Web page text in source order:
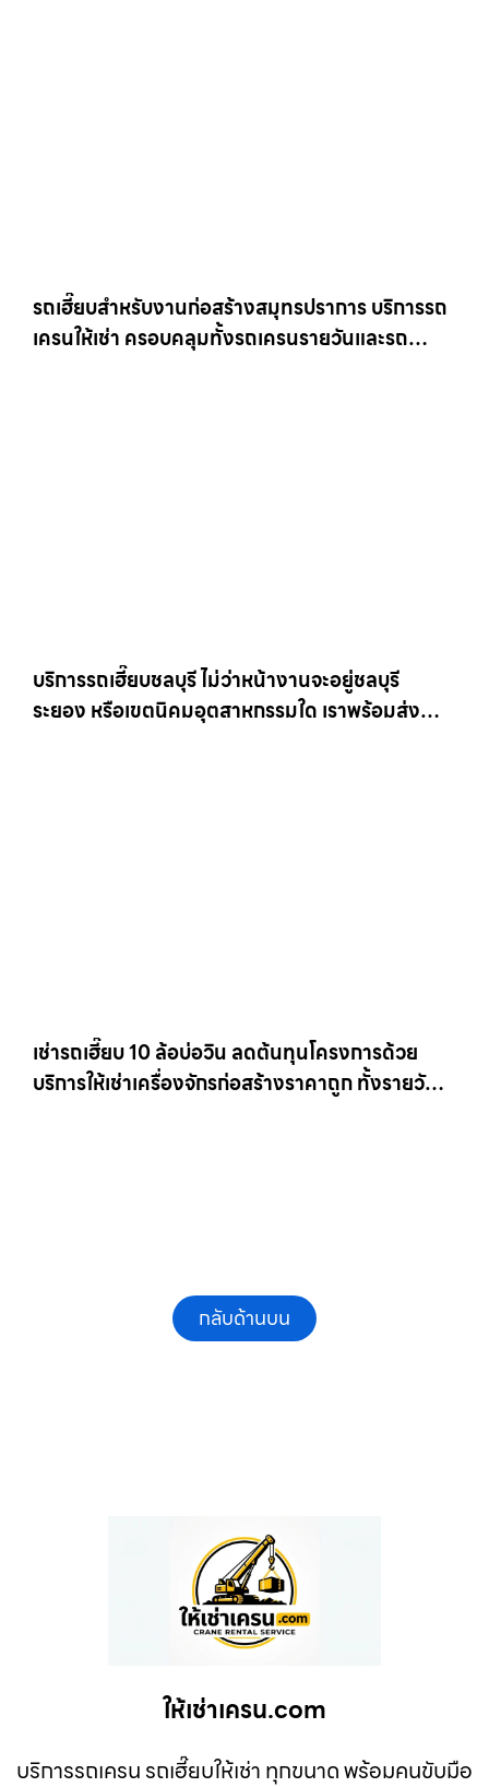
รถเฮี๊ยบสำหรับงานก่อสร้างสมุทรปราการ บริการรถ
เครนให้เช่า ครอบคลุมทั้งรถเครนรายวันและรถ
บริการรถเฮี๊ยบชลบุรี ไม่ว่าหน้างานจะอยู่ชลบุรี
ระยอง หรือเขตนิคมอุตสาหกรรมใด เราพร้อมส่งรถ
เช่ารถเฮี๊ยบ 10 ล้อบ่อวิน ลดต้นทุนโครงการด้วย
บริการให้เช่าเครื่องจักรก่อสร้างราคาถูก ทั้งรายวัน
กลับด้านบน
ให้เช่าเครน.com
บริการรถเครน รถเฮี๊ยบให้เช่า ทุกขนาด พร้อมคนขับมือ